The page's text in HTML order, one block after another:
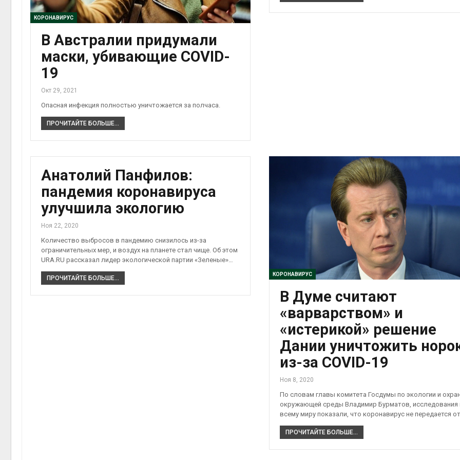
КОРОНАВИРУС
В Австралии придумали
маски, убивающие COVID-
19
Окт 29, 2021
Опасная инфекция полностью уничтожается за полчаса.
ПРОЧИТАЙТЕ БОЛЬШЕ...
Анатолий Панфилов:
пандемия коронавируса
улучшила экологию
Ноя 22, 2020
Количество выбросов в пандемию снизилось из-за
ограничительных мер, и воздух на планете стал чище. Об этом
URA.RU рассказал лидер экологической партии «Зеленые»…
ПРОЧИТАЙТЕ БОЛЬШЕ...
КОРОНАВИРУС
В Думе считают
«варварством» и
«истерикой» решение
Дании уничтожить
из-за COVID-19
Ноя 8, 2020
По словам главы комитета Госдумы по экологии и
окружающей среды Владимир Бурматов, исследования
всему миру показали, что коронавирус не передается
ПРОЧИТАЙТЕ БОЛЬШЕ...